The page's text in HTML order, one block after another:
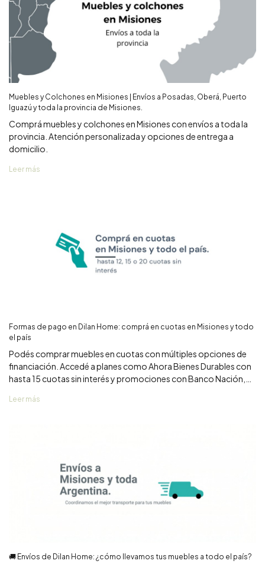
Muebles y Colchones en Misiones | Envíos a Posadas, Oberá, Puerto
Iguazú y toda la provincia de Misiones.
Comprá muebles y colchones en Misiones con envíos a toda la
provincia. Atención personalizada y opciones de entrega a
domicilio.
Leer más
Formas de pago en Dilan Home: comprá en cuotas en Misiones y todo
el país
Podés comprar muebles en cuotas con múltiples opciones de
financiación. Accedé a planes como Ahora Bienes Durables con
hasta 15 cuotas sin interés y promociones con Banco Nación,
Leer más
🚚 Envíos de Dilan Home: ¿cómo llevamos tus muebles a todo el país?